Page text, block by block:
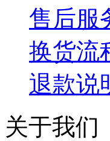
售后服
换货流
退款说
关于我们